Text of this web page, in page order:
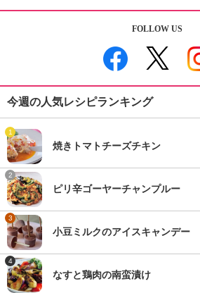
FOLLOW US
今週の人気レシピランキング
1
焼きトマトチーズチキン
2
ピリ辛ゴーヤーチャンプルー
3
小豆ミルクのアイスキャンデー
4
なすと鶏肉の南蛮漬け